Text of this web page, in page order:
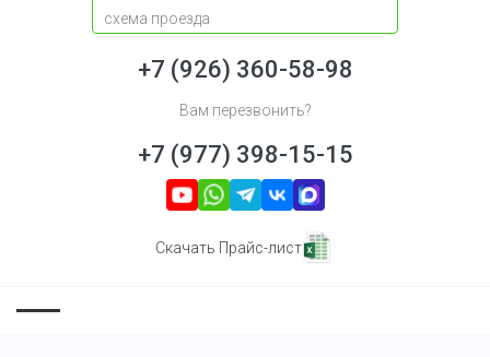
схема проезда
+7 (926) 360-58-98
Вам перезвонить?
+7 (977) 398-15-15
Скачать Прайс-лист